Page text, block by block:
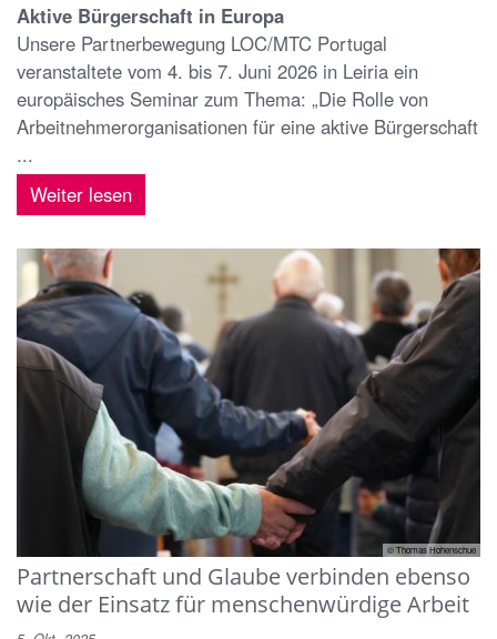
Aktive Bürgerschaft in Europa
Unsere Partnerbewegung LOC/MTC Portugal
veranstaltete vom 4. bis 7. Juni 2026 in Leiria ein
europäisches Seminar zum Thema: „Die Rolle von
Arbeitnehmerorganisationen für eine aktive Bürgerschaft
...
Weiter lesen
© Thomas Hohenschue
Partnerschaft und Glaube verbinden ebenso
wie der Einsatz für menschenwürdige Arbeit